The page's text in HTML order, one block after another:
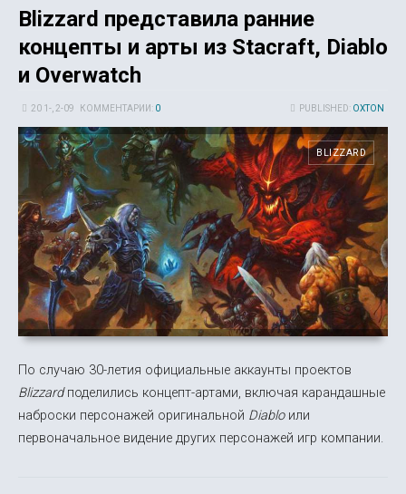
Blizzard представила ранние
концепты и арты из Stacraft, Diablo
и Overwatch
PUBLISHED: OXTON
20 1-, 2-09 КОММЕНТАРИИ: 0
BLIZZARD
По случаю 30-летия официальные аккаунты проектов
Blizzardподелились концепт-артами, включая карандашные
наброски персонажей оригинальной Diabloили
первоначальное видение других персонажей игр компании.